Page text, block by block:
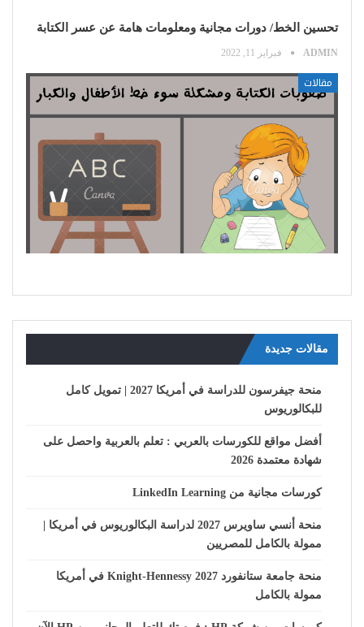
تحسين الخط/ دورات مجانية ومعلومات هامة عن عسر الكتابة
ADMIN فبراير 11, 2022
مقالات
مقالات جديدة
منحة جيفرسون للدراسة في أمريكا 2027 | تمويل كامل
للبكالوريوس
أفضل مواقع للكورسات بالعربي : تعلم بالعربية واحصل على
شهادة معتمدة 2026
كورسات مجانية من LinkedIn Learning
منحة أنسي ساويرس 2027 لدراسة البكالوريوس في أمريكا |
ممولة بالكامل للمصريين
منحة جامعة ستانفورد Knight-Hennessy 2027 في أمريكا
ممولة بالكامل